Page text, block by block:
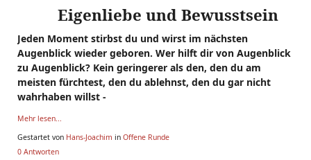
Eigenliebe und Bewusstsein
Jeden Moment stirbst du und wirst im nächsten
Augenblick wieder geboren. Wer hilft dir von Augenblick
zu Augenblick? Kein geringerer als den, den du am
meisten fürchtest, den du ablehnst, den du gar nicht
wahrhaben willst -
Mehr lesen...
Gestartet von Hans-Joachim in Offene Runde
0 Antworten